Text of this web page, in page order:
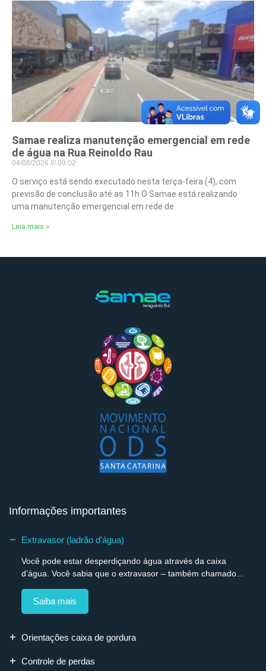
Samae realiza manutenção emergencial em rede
de água na Rua Reinoldo Rau
04/08/2026 09:02
O serviço está sendo executado nesta terça-feira (4), com
previsão de conclusão até as 11h O Samae está realizando
uma manutenção emergencial em rede de
Leia mais »
Informações importantes
Extravasor (ladrão d'água)
Você pode estar desperdiçando água através da caixa
d’água. Você sabia que o extravasor – também chamado...
Saiba mais
Orientações caixa de gordura
Controle de perdas